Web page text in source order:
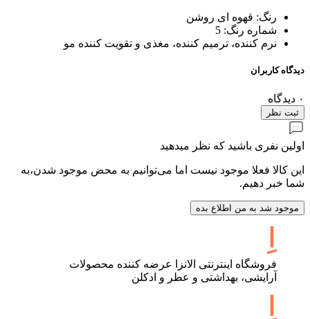
رنگ: قهوه ای روشن
شماره رنگ: 5
نرم کننده، ترمیم کننده، مغذی و تقویت کننده مو
دیدگاه کاربران
۰ دیدگاه
ثبت نظر
اولین نفری باشید که نظر میدهید
این کالا فعلا موجود نیست اما می‌توانیم به محض موجود شدن،به
شما خبر دهیم.
موجود شد به من اطلاع بده
فروشگاه اینترنتی الانزا عرضه کننده محصولات
آرایشی، بهداشتی و عطر و ادکلن